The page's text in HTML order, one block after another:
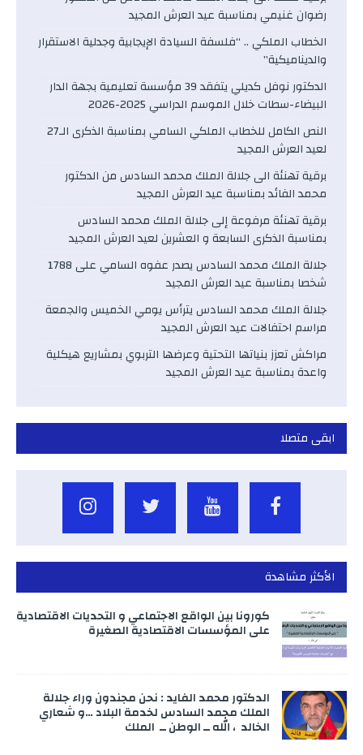
رضوان غنيمي بمناسبة عيد العرش المجيد
الخطاب الملكي .. “فلسفة السيادة الإيجابية وجدلية الاستقرار
والديناميكية”
الدكتور نوفل كديلي يتفقد 39 مؤسسة تعليمية بجهة الدار
البيضاء-سطات خلال الموسم الدراسي 2025-2026
النص الكامل للخطاب الملكي السامي بمناسبة الذكرى الـ27
لعيد العرش المجيد
برقية تهنئة الى جلالة الملك محمد السادس من الدكتور
محمد الفائد بمناسبة عيد العرش المجيد
برقية تهنئة مرفوعة إلى جلالة الملك محمد السادس
بمناسبة الذكرى السابعة و العشرين لعيد العرش المجيد
جلالة الملك محمد السادس يصدر عفوه السامي على 1788
شخصا بمناسبة عيد العرش المجيد
جلالة الملك محمد السادس يترأس يومي الخميس والجمعة
مراسم احتفالات عيد العرش المجيد
مراكش تعزز بنياتها التحتية وعرضها التربوي بمشاريع هيكلية
واعدة بمناسبة عيد العرش المجيد
ابقى متصلا
الأكثر مشاهدة
كورونا بين الواقع الاجتماعي و التحديات الاقتصادية
على المؤسسات الاقتصادية الصغيرة
الدكتور محمد الفايد : نحن مجندون وراء جلالة
الملك محمد السادس لخدمة البلاد …و شعاري
الخالد ، الله ــ الوطن ــ الملك